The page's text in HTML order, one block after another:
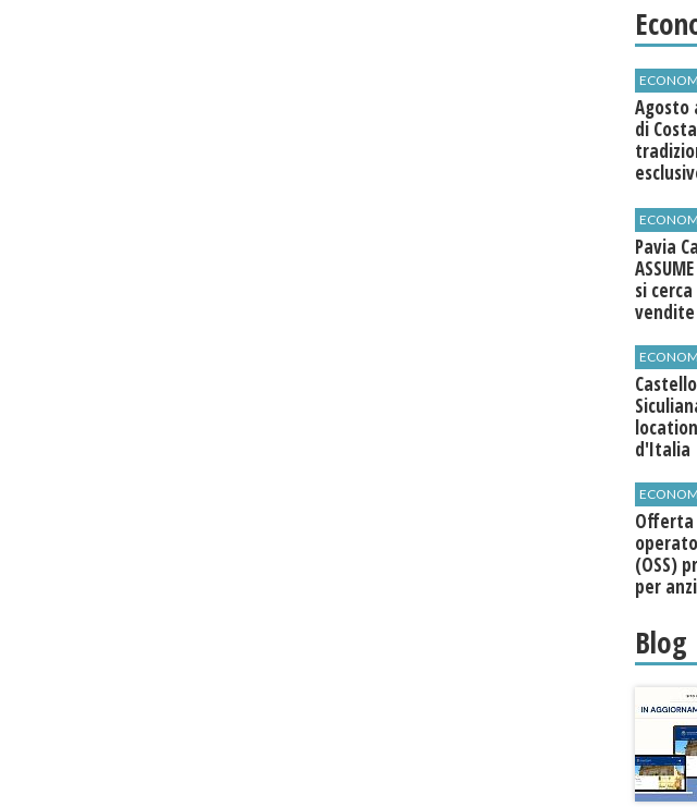
Agosto
di
Pavia
si
vendite
d'Italia
Offerta
(OSS)
per
Blog